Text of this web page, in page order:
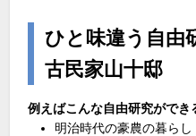
ひと味違う自由
古民家山十邸
例えばこんな自由研究ができ
明治時代の豪農の暮らし